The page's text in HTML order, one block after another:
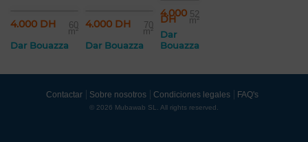
4.000 DH 60
m²
Dar Bouazza
4.000 DH 70
m²
Dar Bouazza
4.000
DH 52
m²
Dar
Bouazza
Contactar Sobre nosotros Condiciones legales FAQ's
© 2026 Mubawab SL. All rights reserved.